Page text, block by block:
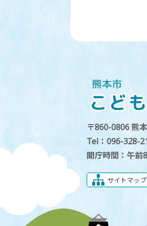
〒860-0806 熊
Tel：096-328-
開庁時間：午前
サイトマップ